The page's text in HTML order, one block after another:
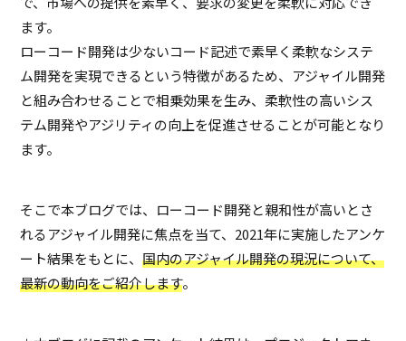
ます。
ローコード開発は少ないコード記述で素早く柔軟なシステ
ム開発を実現できるという特徴があるため、アジャイル開発
と組み合わせることで相乗効果を生み、柔軟性の高いシス
テム開発やアジリティの向上を促進させることが可能となり
ます。
そこで本ブログでは、ローコード開発と親和性が高いとさ
れるアジャイル開発に焦点を当て、2021年に実施したアンケ
ート結果をもとに、国内のアジャイル開発の現況について、
最新の動向をご紹介します。